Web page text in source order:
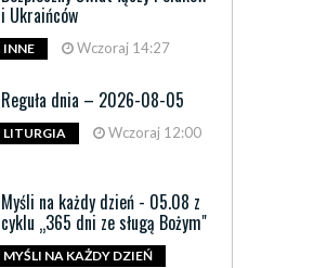
i Ukraińców
INNE Wczoraj 14:27
Reguła dnia – 2026-08-05
LITURGIA Wczoraj 12:00
Myśli na każdy dzień - 05.08 z
cyklu „365 dni ze sługą Bożym"
MYŚLI NA KAŻDY DZIEŃ